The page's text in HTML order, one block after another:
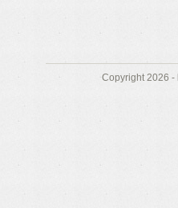
Copyright 2026 -